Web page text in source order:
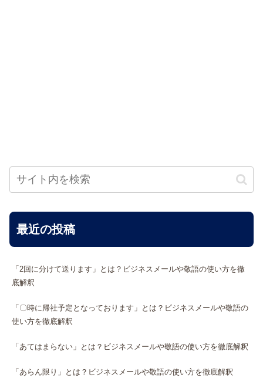
最近の投稿
「2回に分けて送ります」とは？ビジネスメールや敬語の使い方を徹
底解釈
「〇時に帰社予定となっております」とは？ビジネスメールや敬語の
使い方を徹底解釈
「あてはまらない」とは？ビジネスメールや敬語の使い方を徹底解釈
「あらん限り」とは？ビジネスメールや敬語の使い方を徹底解釈